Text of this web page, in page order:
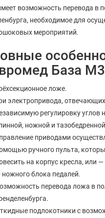
возможность перевода в
необходимое для
мероприятий.
База М3
ложе.
электропривода,
регулировку углов
ножной и
приводами
ручного пульта,
на корпус кресла, или
ножного блока педалей.
перевода ложа в
подлокотники с